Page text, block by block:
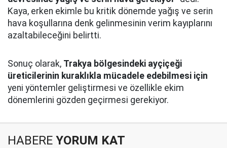
Kaya, erken ekimle bu kritik dönemde yağış ve serin
hava koşullarına denk gelinmesinin verim kayıplarını
azaltabileceğini belirtti.
Sonuç olarak, Trakya bölgesindeki ayçiçeği
üreticilerinin kuraklıkla mücadele edebilmesi için
yeni yöntemler geliştirmesi ve özellikle ekim
dönemlerini gözden geçirmesi gerekiyor.
HABERE YORUM KAT